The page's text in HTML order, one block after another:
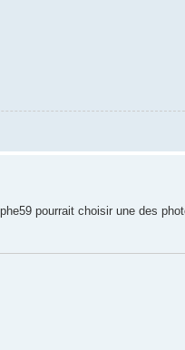
pourrait choisir une des